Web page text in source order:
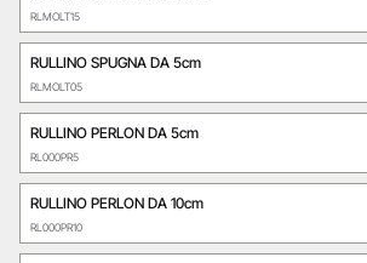
RLMOLT15
RULLINO SPUGNA DA 5cm
RLMOLT05
RULLINO PERLON DA 5cm
RL000PR5
RULLINO PERLON DA 10cm
RL000PR10